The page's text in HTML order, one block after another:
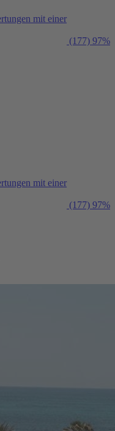
mit einer
(177) 97%
mit einer
(177) 97%